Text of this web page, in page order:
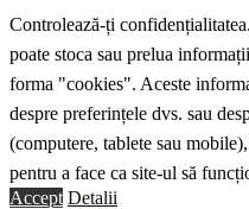
Controlează-ți
poate stoca sau prelua
forma "cookies". Aceste
despre preferințele dvs. sau
(computere, tablete sau
pentru a face ca site-ul să
Accept Detalii